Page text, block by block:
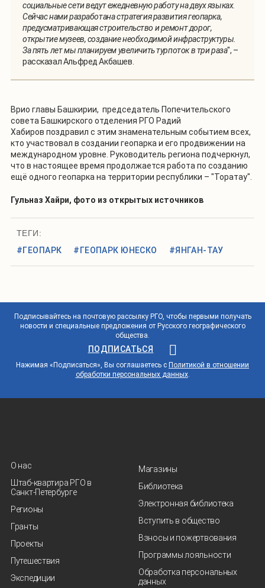
социальные сети ведут ежедневную работу на двух языках.
Сейчас нами разработана стратегия развития геопарка,
предусматривающая строительство и ремонт дорог,
открытие музеев, создание необходимой инфраструктуры.
За пять лет мы планируем увеличить турпоток в три раза", –
рассказал Альфред Акбашев.
Врио главы Башкирии, председатель Попечительского
совета Башкирского отделения РГО Радий
Хабиров поздравил с этим знаменательным событием всех,
кто участвовал в создании геопарка и его продвижении на
международном уровне. Руководитель региона подчеркнул,
что в настоящее время продолжается работа по созданию
ещё одного геопарка на территории республики – "Торатау".
Гульназ Хайри, фото из открытых источников
ТЕГИ:
#ГЕОПАРК
#ГЕОПАРК ЮНЕСКО #ЯНГАН-ТАУ
Подписывайтесь на почтовую рассылку РГО, чтобы первыми получать
новости и специальные предложения от Русского географического
общества.
ПОДПИСАТЬСЯ
Нажимая «Подписаться», Вы соглашаетесь с Политикой в отношении
обработки персональных данных.
О нас
Штаб-квартира РГО в
Санкт‑Петербурге
Регионы
Гранты
Проекты
Путешествия
Экспедиции
Магазины
Библиотека
Электронная библиотека
Вступить в общество
Взносы и пожертвования
Программы лояльности
Обработка персональных
данных